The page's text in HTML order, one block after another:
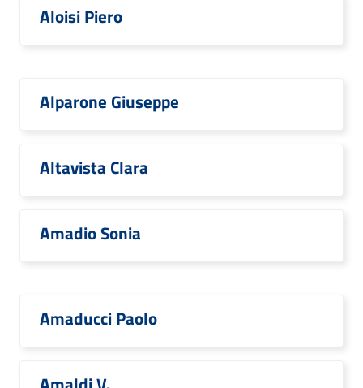
Aloisi Piero
Alparone Giuseppe
Altavista Clara
Amadio Sonia
Amaducci Paolo